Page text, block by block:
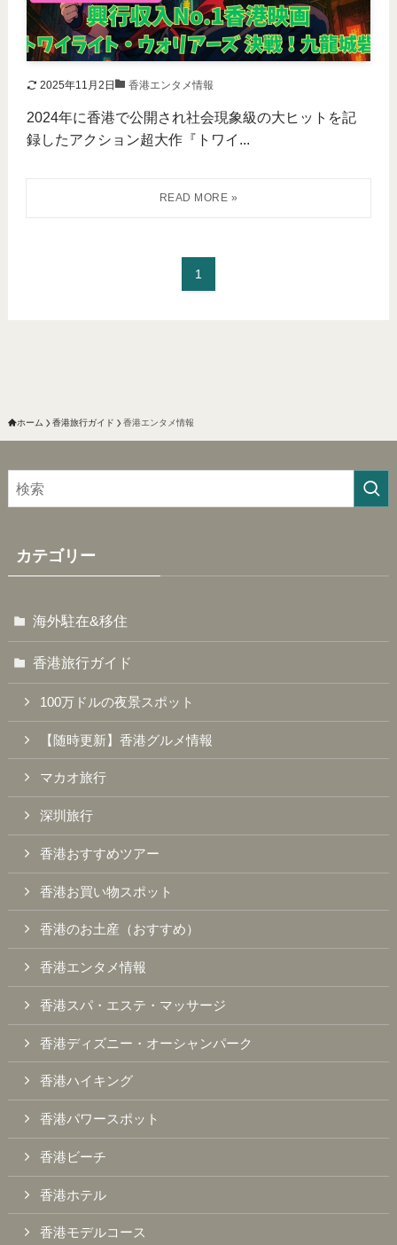
2025年11月2日 香港エンタメ情報
2024年に香港で公開され社会現象級の大ヒットを記
録したアクション超大作『トワイ...
1
ホーム 香港旅行ガイド 香港エンタメ情報
カテゴリー
海外駐在&移住
香港旅行ガイド
100万ドルの夜景スポット
【随時更新】香港グルメ情報
マカオ旅行
深圳旅行
香港おすすめツアー
香港お買い物スポット
香港のお土産（おすすめ）
香港エンタメ情報
香港スパ・エステ・マッサージ
香港ディズニー・オーシャンパーク
香港ハイキング
香港パワースポット
香港ビーチ
香港ホテル
香港モデルコース